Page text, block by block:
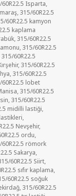
60R22.5 Isparta,
,315/60R22.5
60R22.5 kamyon
kaplama
,315/60R22.5
,315/60R22.5
315/60R22.5
,315/60R22.5
,315/60R22.5
60R22.5 lobet
,315/60R22.5
,315/60R22.5
midilli lastiği,
,
Nevşehir,
ordu,
60R22.5 römork
Sakarya,
60R22.5 Siirt,
sıfır kaplama,
60R22.5 soğuk
,315/60R22.5